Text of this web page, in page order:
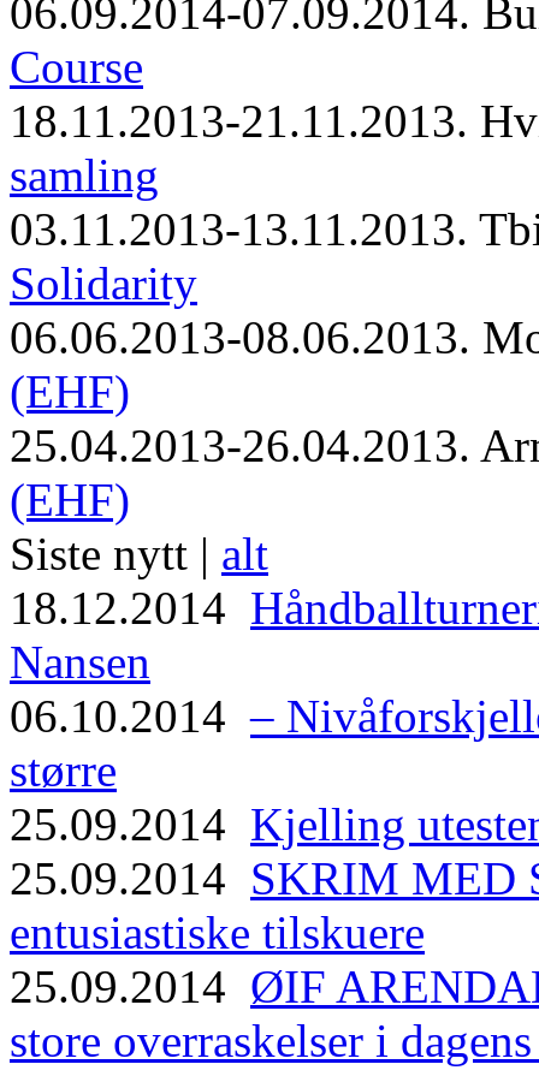
06.09.2014-07.09.2014.
Course
18.11.2013-21.11.2013.
samling
03.11.2013-13.11.2013.
Solidarity
06.06.2013-08.06.2013.
(EHF)
25.04.2013-26.04.2013.
(EHF)
Siste nytt | alt
18.12.2014
Nansen
06.10.2014–
større
25.09.2014 Kjelling
25.09.2014 SKRIM MED
entusiastiske tilskuere
25.09.2014 ØIF
store overraskelser i